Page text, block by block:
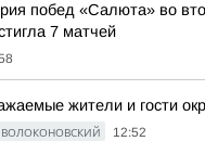
побед «Салюта» во
7 матчей
жители и гости
ВОЛОКОНОВСКИЙ 12:52